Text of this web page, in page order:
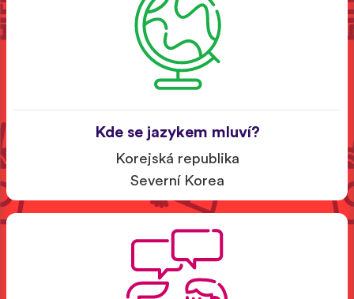
Kde se jazykem mluví?
Korejská republika
Severní Korea